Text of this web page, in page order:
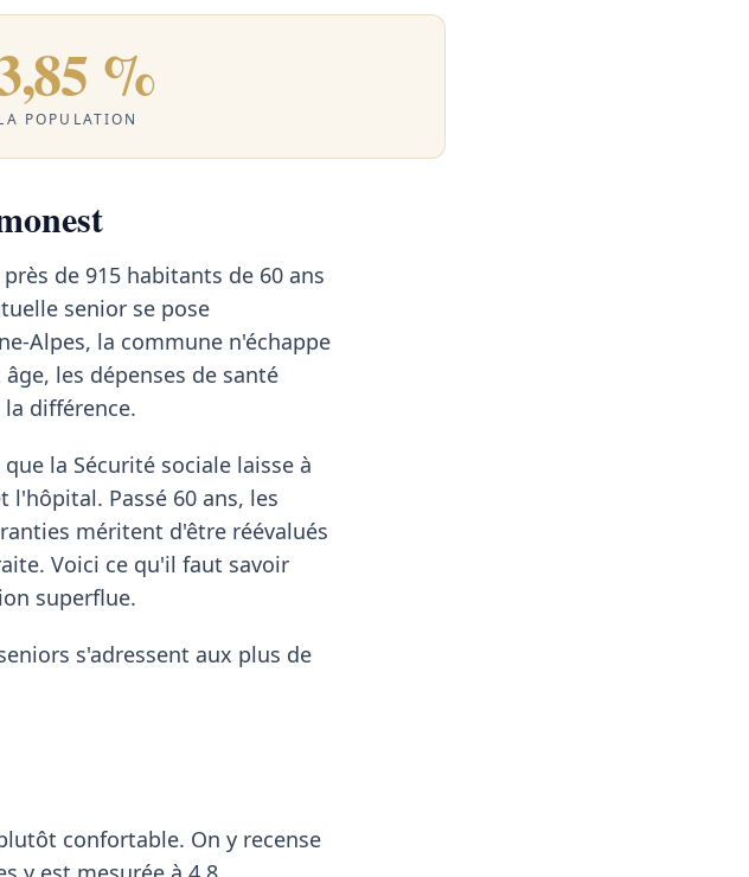
%
POPULATION
de 915 habitants de 60 ans
senior se pose
Alpes, la commune n'échappe
les dépenses de santé
différence.
la Sécurité sociale laisse à
Passé 60 ans, les
méritent d'être réévalués
Voici ce qu'il faut savoir
superflue.
s'adressent aux plus de
confortable. On y recense